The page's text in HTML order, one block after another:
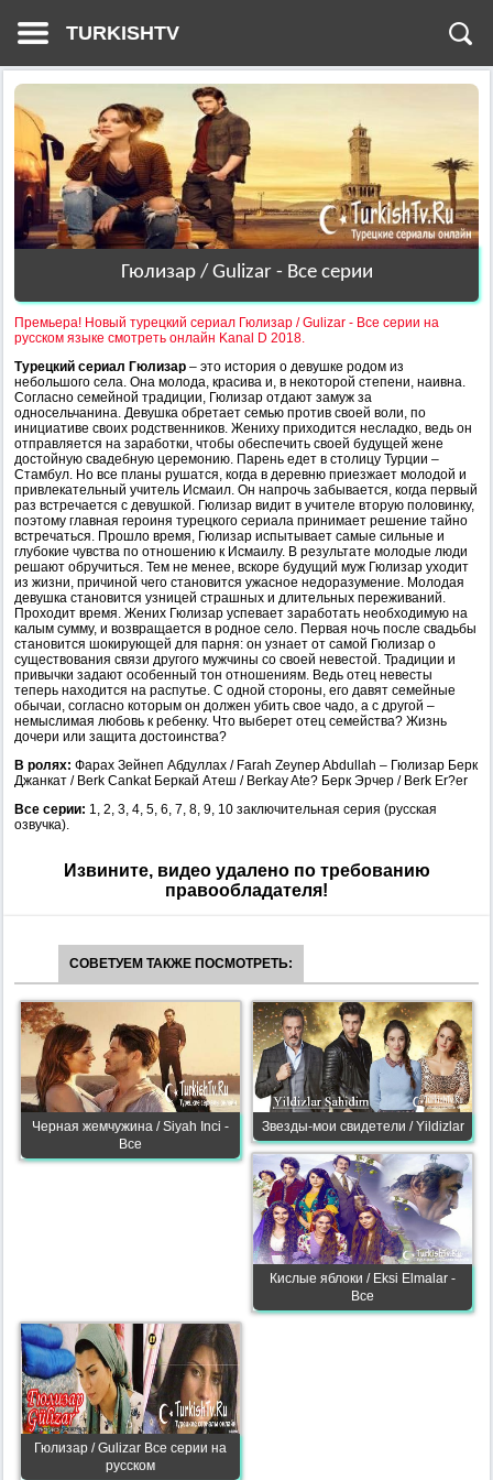
TURKISHTV
Гюлизар / Gulizar - Все серии
Премьера! Новый турецкий сериал Гюлизар / Gulizar - Все серии на
русском языке смотреть онлайн Kanal D 2018.
Турецкий сериал Гюлизар – это история о девушке родом из
небольшого села. Она молода, красива и, в некоторой степени, наивна.
Согласно семейной традиции, Гюлизар отдают замуж за
односельчанина. Девушка обретает семью против своей воли, по
инициативе своих родственников. Жениху приходится несладко, ведь он
отправляется на заработки, чтобы обеспечить своей будущей жене
достойную свадебную церемонию. Парень едет в столицу Турции –
Стамбул. Но все планы рушатся, когда в деревню приезжает молодой и
привлекательный учитель Исмаил. Он напрочь забывается, когда первый
раз встречается с девушкой. Гюлизар видит в учителе вторую половинку,
поэтому главная героиня турецкого сериала принимает решение тайно
встречаться. Прошло время, Гюлизар испытывает самые сильные и
глубокие чувства по отношению к Исмаилу. В результате молодые люди
решают обручиться. Тем не менее, вскоре будущий муж Гюлизар уходит
из жизни, причиной чего становится ужасное недоразумение. Молодая
девушка становится узницей страшных и длительных переживаний.
Проходит время. Жених Гюлизар успевает заработать необходимую на
калым сумму, и возвращается в родное село. Первая ночь после свадьбы
становится шокирующей для парня: он узнает от самой Гюлизар о
существования связи другого мужчины со своей невестой. Традиции и
привычки задают особенный тон отношениям. Ведь отец невесты
теперь находится на распутье. С одной стороны, его давят семейные
обычаи, согласно которым он должен убить свое чадо, а с другой –
немыслимая любовь к ребенку. Что выберет отец семейства? Жизнь
дочери или защита достоинства?
В ролях: Фарах Зейнеп Абдуллах / Farah Zeynep Abdullah – Гюлизар Берк
Джанкат / Berk Cankat Беркай Атеш / Berkay Ate? Берк Эрчер / Berk Er?er
Все серии: 1, 2, 3, 4, 5, 6, 7, 8, 9, 10 заключительная серия (русская
озвучка).
Извините, видео удалено по требованию
правообладателя!
СОВЕТУЕМ ТАКЖЕ ПОСМОТРЕТЬ:
Черная жемчужина / Siyah Inci -
Все
Звезды-мои свидетели / Yildizlar
Кислые яблоки / Eksi Elmalar -
Все
Гюлизар / Gulizar Все серии на
русском